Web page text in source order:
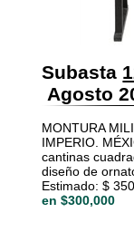
Subasta
Agosto
MONTURA
IMPERIO.
cantinas
diseño de
Estimado: $
en $300,000